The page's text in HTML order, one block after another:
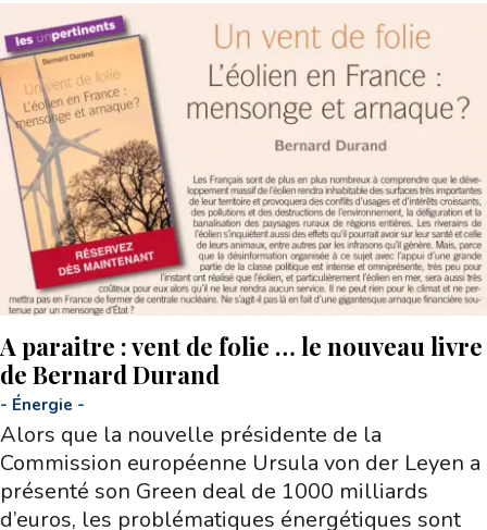
A paraitre : vent de folie … le nouveau livre
de Bernard Durand
- Énergie -
Alors que la nouvelle présidente de la
Commission européenne Ursula von der Leyen a
présenté son Green deal de 1000 milliards
d’euros, les problématiques énergétiques sont